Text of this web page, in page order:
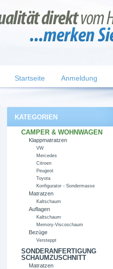
Startseite Anmeldung
KATEGORIEN
CAMPER & WOHNWAGEN
Klappmatratzen
VW
Mercedes
Citroen
Peugeot
Toyota
Konfigurator - Sondermasse
Matratzen
Kaltschaum
Auflagen
Kaltschaum
Memory-Viscoschaum
Bezüge
Versteppt
SONDERANFERTIGUNG
SCHAUMZUSCHNITT
Matratzen